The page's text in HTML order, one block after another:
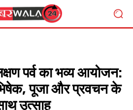
पर्व का भव्य आयोजन:
पूजा और प्रवचन के
उत्साह